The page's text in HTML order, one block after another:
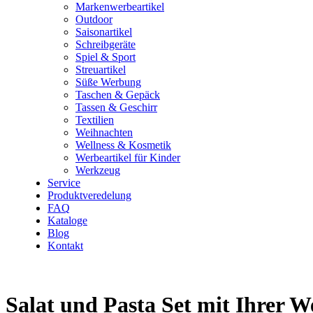
Markenwerbeartikel
Outdoor
Saisonartikel
Schreibgeräte
Spiel & Sport
Streuartikel
Süße Werbung
Taschen & Gepäck
Tassen & Geschirr
Textilien
Weihnachten
Wellness & Kosmetik
Werbeartikel für Kinder
Werkzeug
Service
Produktveredelung
FAQ
Kataloge
Blog
Kontakt
Salat und Pasta Set mit Ihrer